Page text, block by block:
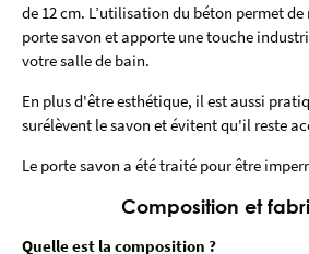
de 12 cm. L’utilisation du béton permet
porte savon et apporte une touche
votre salle de bain.
En plus d'être esthétique, il est aussi
surélèvent le savon et évitent qu'il reste
Le porte savon a été traité pour être
Composition et
Quelle est la composition ?